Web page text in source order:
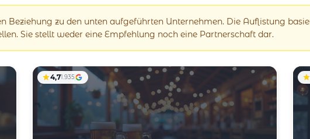
Beziehung zu den unten aufgeführten Unternehmen. Die Auflistung
Sie stellt weder eine Empfehlung noch eine Partnerschaft dar.
4,71.935